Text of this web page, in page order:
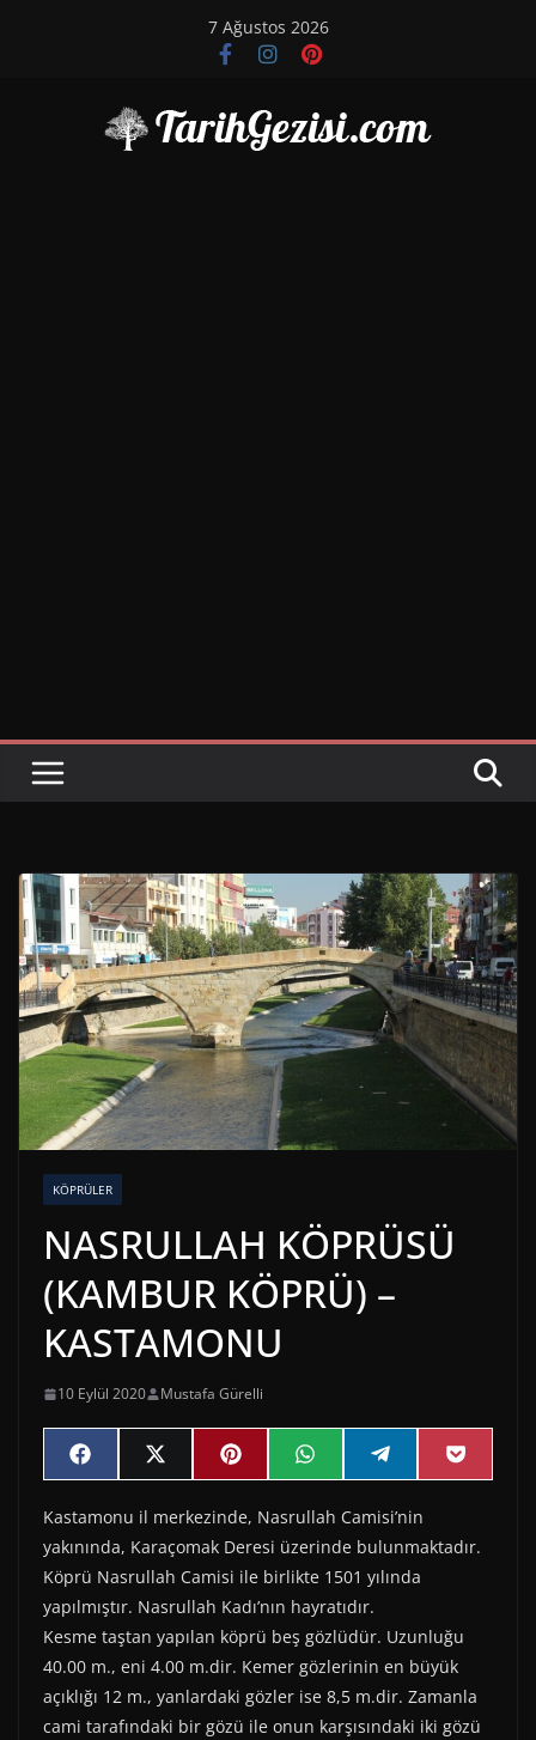
7 Ağustos 2026
KÖPRÜLER
NASRULLAH KÖPRÜSÜ
(KAMBUR KÖPRÜ) –
KASTAMONU
10 Eylül 2020 Mustafa Gürelli
Share
on
F
a
e
b
o
o
k
Share
on
X
(
w
i
t
t
e
r
)
Share
on
P
i
t
e
r
e
s
t
Share
on
W
h
t
s
A
p
p
Share
on
e
e
g
r
a
Share
on
P
o
e
t
Kastamonu il merkezinde, Nasrullah Camisi’nin
yakınında, Karaçomak Deresi üzerinde bulunmaktadır.
Köprü Nasrullah Camisi ile birlikte 1501 yılında
yapılmıştır. Nasrullah Kadı’nın hayratıdır.
Kesme taştan yapılan köprü beş gözlüdür. Uzunluğu
40.00 m., eni 4.00 m.dir. Kemer gözlerinin en büyük
açıklığı 12 m., yanlardaki gözler ise 8,5 m.dir. Zamanla
cami tarafındaki bir gözü ile onun karşısındaki iki gözü